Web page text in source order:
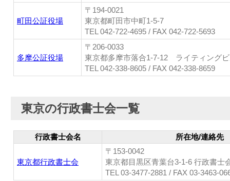
町田公証役場
〒194-0021
東京都町田市中町1-5-7
TEL 042-722-4695 / FAX 042-722-5693
多摩公証役場
〒206-0033
東京都多摩市落合1-7-12 ライティング
TEL 042-338-8605 / FAX 042-338-8659
東京の行政書士会一覧
行政書士会名 所在地/連絡先
東京都行政書士会
〒153-0042
東京都目黒区青葉台3-1-6 行政書士
TEL 03-3477-2881 / FAX 03-3463-